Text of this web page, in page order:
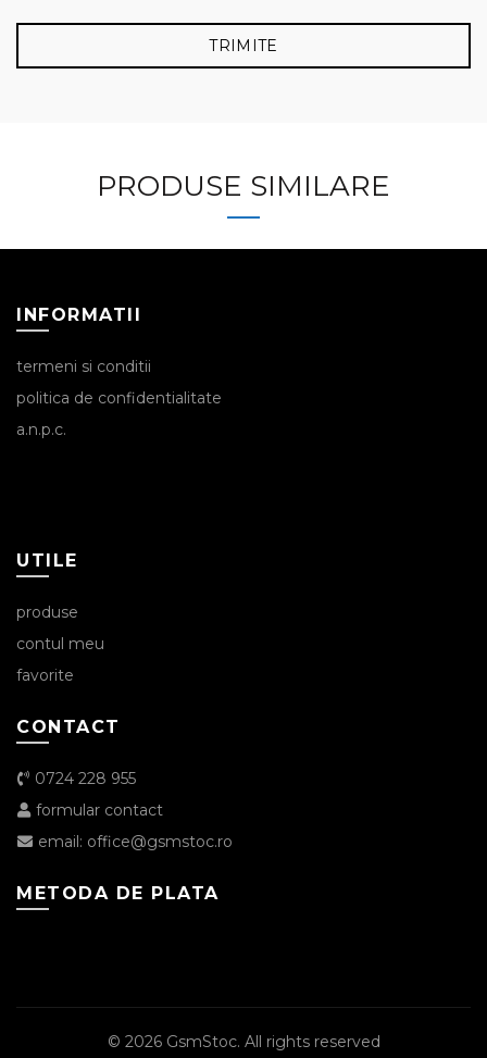
PRODUSE SIMILARE
INFORMATII
termeni si conditii
politica de confidentialitate
a.n.p.c.
UTILE
produse
contul meu
favorite
CONTACT
0724 228 955
formular contact
email: office@gsmstoc.ro
METODA DE PLATA
© 2026 GsmStoc. All rights reserved